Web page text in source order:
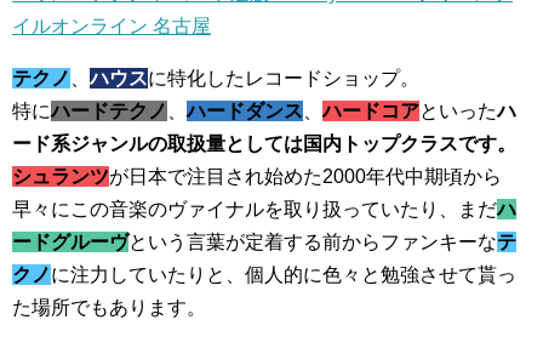
イルオンライン 名古屋
テクノ 、 ハウスに特化したレコードショップ。
特にハードテクノ 、ハードダンス、ハードコアといったハ
ード系ジャンルの取扱量としては国内トップクラスです。
シュランツが日本で注目され始めた2000年代中期頃から
早々にこの音楽のヴァイナルを取り扱っていたり、まだハ
ードグルーヴという言葉が定着する前からファンキーなテ
クノに注力していたりと、個人的に色々と勉強させて貰っ
た場所でもあります。